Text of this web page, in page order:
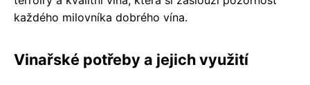
každého milovníka dobrého vína.
Vinařské potřeby a jejich využití